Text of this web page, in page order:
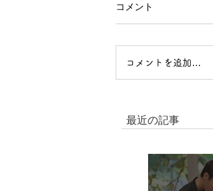
コメント
コメントを追加…
最近の記事